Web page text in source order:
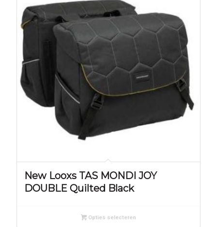
New Looxs TAS MONDI JOY
DOUBLE Quilted Black
Opties selecteren